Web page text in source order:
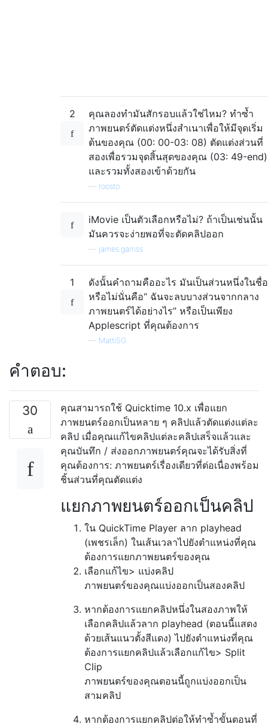
2
คุณลองทำมันสักรอบแล้วใช่ไหม? ทำซ้ำ
ภาพยนตร์ตัดแต่งหนึ่งสำเนาเพื่อให้มีจุดเริ่ม
ต้นของคุณ (00: 00-03: 08) ตัดแต่งส่วนที่
สองเพื่อรวมจุดสิ้นสุดของคุณ (03: 49-end)
และรวมทั้งสองเข้าด้วยกัน
roosto
iMovie เป็นตัวเลือกหรือไม่? ถ้าเป็นเช่นนั้น
มันควรจะง่ายพอที่จะตัดคลิปออก
james.garriss
1
ดังนั้นคำถามคืออะไร มันเป็นส่วนหนึ่งในชื่อ
หรือไม่นั่นคือ“ ฉันจะลบบางส่วนจากกลาง
ภาพยนตร์ได้อย่างไร” หรือเป็นเพียง
Applescript ที่คุณต้องการ
— MattiSG
คำตอบ:
30
คุณสามารถใช้ Quicktime 10.x เพื่อแยก
ภาพยนตร์ออกเป็นหลาย ๆ คลิปแล้วตัดแต่งแต่ละ
คลิป เมื่อคุณแก้ไขคลิปแต่ละคลิปเสร็จแล้วและ
คุณบันทึก / ส่งออกภาพยนตร์คุณจะได้รับสิ่งที่
คุณต้องการ: ภาพยนตร์เรื่องเดียวที่ต่อเนื่องพร้อม
ชิ้นส่วนที่คุณตัดแต่ง
แยกภาพยนตร์ออกเป็นคลิป
ใน QuickTime Player ลาก playhead
(เพชรเล็ก) ในเส้นเวลาไปยังตำแหน่งที่คุณ
ต้องการแยกภาพยนตร์ของคุณ
เลือกแก้ไข> แบ่งคลิป
ภาพยนตร์ของคุณแบ่งออกเป็นสองคลิป
หากต้องการแยกคลิปหนึ่งในสองภาพให้
เลือกคลิปแล้วลาก playhead (ตอนนี้แสดง
ด้วยเส้นแนวตั้งสีแดง) ไปยังตำแหน่งที่คุณ
ต้องการแยกคลิปแล้วเลือกแก้ไข> Split
Clip
ภาพยนตร์ของคุณตอนนี้ถูกแบ่งออกเป็น
สามคลิป
หากต้องการแยกคลิปต่อให้ทำซ้ำขั้นตอนที่